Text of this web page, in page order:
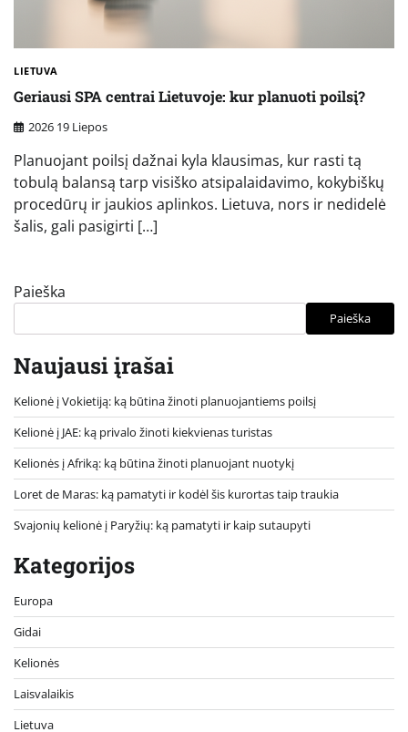
LIETUVA
Geriausi SPA centrai Lietuvoje: kur planuoti poilsį?
2026 19 Liepos
Planuojant poilsį dažnai kyla klausimas, kur rasti tą
tobulą balansą tarp visiško atsipalaidavimo, kokybiškų
procedūrų ir jaukios aplinkos. Lietuva, nors ir nedidelė
šalis, gali pasigirti […]
Paieška
Paieška
Naujausi įrašai
Kelionė į Vokietiją: ką būtina žinoti planuojantiems poilsį
Kelionė į JAE: ką privalo žinoti kiekvienas turistas
Kelionės į Afriką: ką būtina žinoti planuojant nuotykį
Loret de Maras: ką pamatyti ir kodėl šis kurortas taip traukia
Svajonių kelionė į Paryžių: ką pamatyti ir kaip sutaupyti
Kategorijos
Europa
Gidai
Kelionės
Laisvalaikis
Lietuva